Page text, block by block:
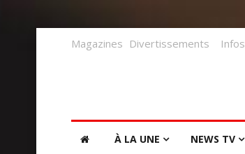
Magazines Divertissements Infos
À LA UNE NEWS TV